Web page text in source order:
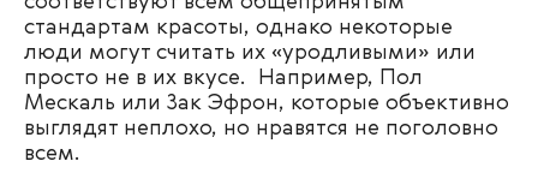
стандартам красоты, однако некоторые
люди могут считать их «уродливыми» или
просто не в их вкусе. Например, Пол
Мескаль или Зак Эфрон, которые объективно
выглядят неплохо, но нравятся не поголовно
всем.